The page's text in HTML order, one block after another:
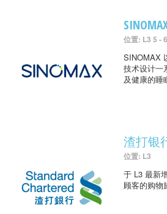
位置: L3 5 - 6
SINOMAX
技术设计一
及健康的睡
渣打银
位置: L3
于 L3 最新
顾客的购物